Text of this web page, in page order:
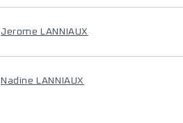
Jerome LANNIAUX
Nadine LANNIAUX